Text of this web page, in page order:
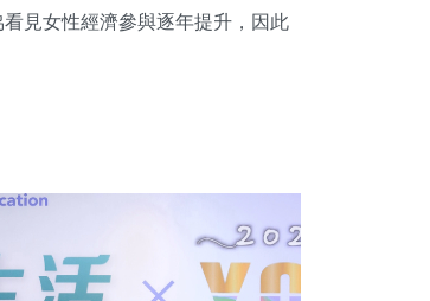
見女性經濟參與逐年提升，因此